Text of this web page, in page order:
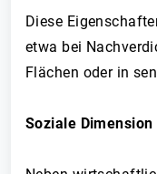
Diese
etwa bei
Flächen oder in
Soziale